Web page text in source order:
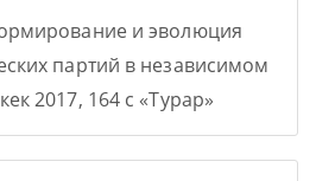
и эволюция
партий в независимом
2017, 164 с «Турар»